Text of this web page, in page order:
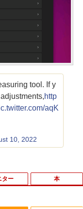
tool. If y
http
aqK
10, 2022
ター 本